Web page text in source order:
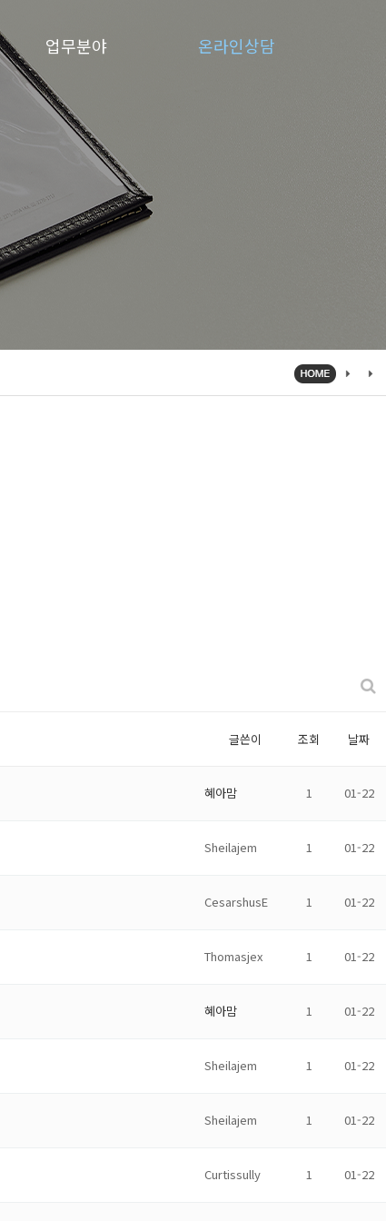
업무분야 온라인상담
글쓴이 조회 날짜
혜아맘 1 01-22
Sheilajem 1 01-22
CesarshusE 1 01-22
Thomasjex 1 01-22
혜아맘 1 01-22
Sheilajem 1 01-22
Sheilajem 1 01-22
Curtissully 1 01-22